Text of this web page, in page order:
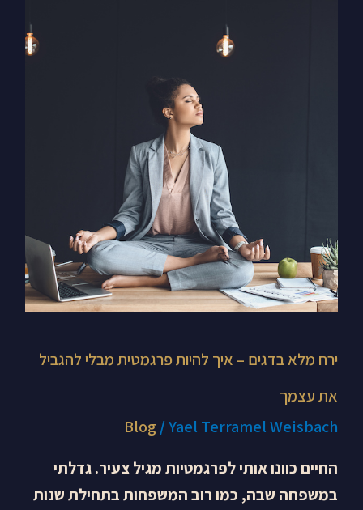
ירח מלא בדגים – איך להיות פרגמטית מבלי להגביל
את עצמך
Blog /Yael Terramel Weisbach
החיים כוונו אותי לפרגמטיות מגיל צעיר. גדלתי
במשפחה שבה, כמו רוב המשפחות בתחילת שנות
את
עצמך